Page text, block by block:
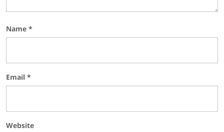
Name *
Email *
Website